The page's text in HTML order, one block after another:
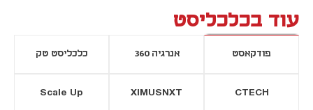
עוד בכלכליסט
פודקאסט אנרגיה 360 כלכליסט טק
CTECH
XIMUSNXT
Scale Up